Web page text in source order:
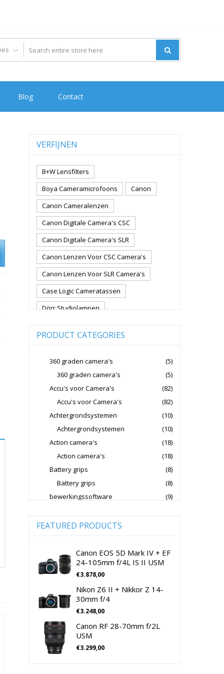
Blog Contact
VERFIJNEN
B+W Lensfilters
Boya Cameramicrofoons
Canon
Canon Cameralenzen
Canon Digitale Camera's CSC
Canon Digitale Camera's SLR
Canon Lenzen Voor CSC Camera's
Canon Lenzen Voor SLR Camera's
Case Logic Cameratassen
Dörr Studiolampen
Fujifilm Digitale Camera's CSC
Fujifilm Lenzen Voor CSC Camera's
Godox Flitsers
GoPro
Hoya Lensfilters
Joby Gorillapods
Joby Statieven
Jupio Accu's Voor Camera's
Lowepro Cameratassen
Nikon CSC Full Frame
Nikon Digitale Camera's CSC
Nikon Lenzen Voor SLR Camera's
Panasonic Digitale Camera's CSC
Peak Design Cameratassen
Rode Microphones Cameramicrofoons
Sandisk Geheugenkaarten
PRODUCT CATEGORIES
360 graden camera's
(5)
360 graden camera's
(5)
Accu's voor Camera's
(82)
Accu's voor Camera's
(82)
Achtergrondsystemen
(10)
Achtergrondsystemen
(10)
Action camera's
(18)
Action camera's
(18)
Battery grips
(8)
Battery grips
(8)
bewerkingssoftware
(9)
Camera's
Spiegelreflex camera
(0)
cameralenzen
(196)
Lenzen voor CSC camera's
Lenzen voor SLR camera's
(81)
cameramicrofoons
Cameratassen
(137)
Cameratassen
FEATURED PRODUCTS
Canon EOS 5D Mark IV + EF
24-105mm f/4L IS II USM
€3.878,00
Nikon Z6 II + Nikkor Z 14-
30mm f/4
€3.248,00
Canon RF 28-70mm f/2L
USM
€3.299,00